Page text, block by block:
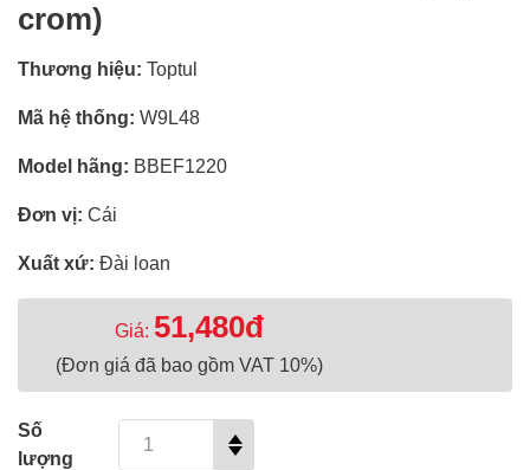
crom)
Thương hiệu: Toptul
Mã hệ thống: W9L48
Model hãng: BBEF1220
Đơn vị: Cái
Xuất xứ: Đài loan
Giá: 51,480đ
(Đơn giá đã bao gồm VAT 10%)
Số
lượng